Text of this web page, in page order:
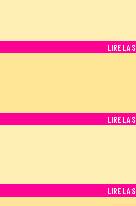
LIRE LA
LIRE LA
LIRE LA